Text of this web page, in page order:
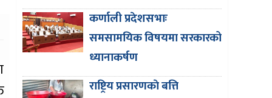
कर्णाली प्रदेशसभाः
समसामयिक विषयमा सरकारको
ध्यानाकर्षण
राष्ट्रिय प्रसारणकाे बत्ति